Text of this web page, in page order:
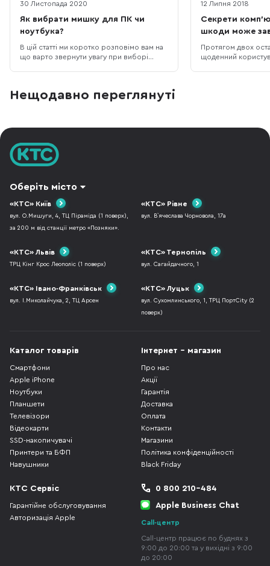
30 Листопада 2020
Як вибрати мишку для ПК чи
ноутбука?
В цій статті ми коротко розповімо вам на
що варто звернути увагу при виборі
потрібно для того, щоб для себе краще
12 Липня 2018
Секрети
шкоди може
аксесуар?
Протягом двох
щоденний
Нещодавно переглянуті
Оберіть місто
«КТС» Київ
вул. О.Мишуги, 4, ТЦ Піраміда (1 поверх),
за 200 м від станції метро «Позняки».
«КТС» Рівне
вул. В`ячеслава Чорновола, 17а
«КТС» Львів
ТРЦ Кінг Крос Леополіс (1 поверх)
«КТС» Тернопіль
вул. Сагайдачного, 1
«КТС» Івано-Франківськ
вул. І.Миколайчука, 2, ТЦ Арсен
«КТС» Луцьк
вул. Сухомлинського, 1, ТРЦ ПортCity (2
поверх)
Каталог товарів
Смартфони
Apple iPhone
Ноутбуки
Планшети
Телевізори
Відеокарти
SSD-накопичувачі
Принтери та БФП
Навушники
Інтернет - магазин
Про нас
Акції
Гарантія
Доставка
Оплата
Контакти
Магазини
Політика конфіденційності
Black Friday
КТС Сервіс
Гарантійне обслуговування
Авторизація Apple
0 800 210-484
Apple Business Chat
Call-центр
Call-центр працює по буднях з
9:00 до 20:00 та у вихідні з 9:00
до 20:00